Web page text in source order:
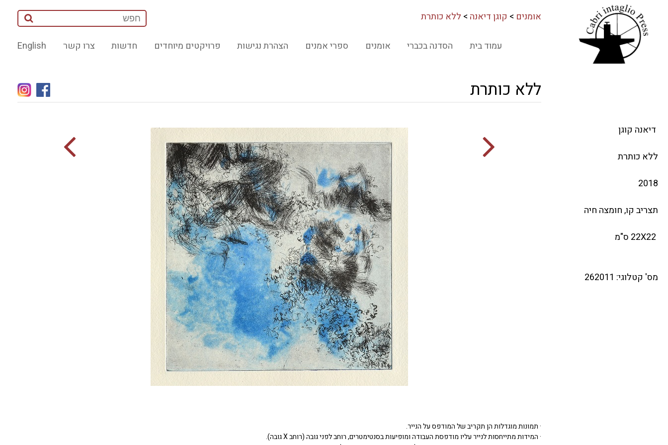
אומנים > קוגן דיאנה > ללא כותרת
English צרו קשר חדשות פרויקטים מיוחדים הצהרת נגישות ספרי אמנים אומנים הסדנה בכברי עמוד בית
ללא כותרת
· תמונות מוגדלות הן תקריב של המודפס על הנייר.
· המידות מתייחסות לנייר עליו מודפסת העבודה ומופיעות בסנטימטרים, רוחב לפני גובה (רוחב X גובה).
דיאנה קוגן
ללא כותרת
2018
תצריב קו, חומצה חיה
מס' קטלוגי: 262011